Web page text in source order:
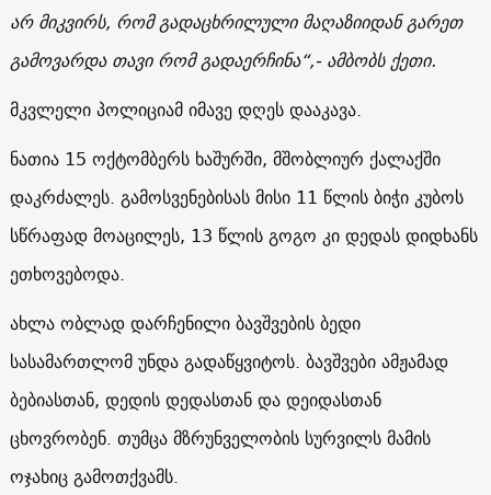
არ მიკვირს, რომ გადაცხრილული მაღაზიიდან გარეთ
გამოვარდა თავი რომ გადაერჩინა“,- ამბობს ქეთი.
მკვლელი პოლიციამ იმავე დღეს დააკავა.
ნათია 15 ოქტომბერს ხაშურში, მშობლიურ ქალაქში
დაკრძალეს. გამოსვენებისას მისი 11 წლის ბიჭი კუბოს
სწრაფად მოაცილეს, 13 წლის გოგო კი დედას დიდხანს
ეთხოვებოდა.
ახლა ობლად დარჩენილი ბავშვების ბედი
სასამართლომ უნდა გადაწყვიტოს. ბავშვები ამჟამად
ბებიასთან, დედის დედასთან და დეიდასთან
ცხოვრობენ. თუმცა მზრუნველობის სურვილს მამის
ოჯახიც გამოთქვამს.